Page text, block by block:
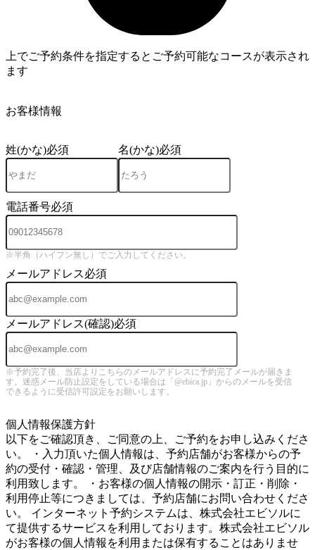
上でご予約条件を指定するとご予約可能なコースが表示され
ます
お客様情報
姓(かな)必須 名(かな)必須
電話番号必須
※半角（ハイフン無し）でご入力してください。
メールアドレス必須
メールアドレス(確認)必須
※予約完了後、当店よりこちらのメールアドレスに予約完了メールが届きま
す。迷惑メール防止設定をしている場合は「@ebica.jp」からのメールを受信
できるように受信許可設定をお願いします。
個人情報保護方針
以下をご確認頂き、ご同意の上、ご予約をお申し込みくださ
い。 ・入力頂いた個人情報は、予約店舗がお客様からの予
約の受付・確認・管理、及び店舗情報のご案内を行う目的に
利用致します。 ・お客様の個人情報の開示・訂正・削除・
利用停止等につきましては、予約店舗にお問い合わせくださ
い。 インターネット予約システムは、株式会社エビソルに
て提供するサービスを利用しております。株式会社エビソル
がお客様の個人情報を利用または保有することはありませ